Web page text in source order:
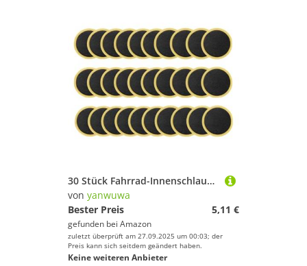
30 Stück Fahrrad-Innenschlauch-Patches, klebstofffrei, Reparaturflicken für Motorrad, Rennrad, Mountainbike, Fahrrad, Reifen, Pannen-Flicken, langlebige Reparatur, einfache selbstklebende Fahrräder
von yanwuwa
Bester Preis
5,11 €
gefunden bei Amazon
zuletzt überprüft am 27.09.2025 um 00:03; der
Preis kann sich seitdem geändert haben.
Keine weiteren Anbieter